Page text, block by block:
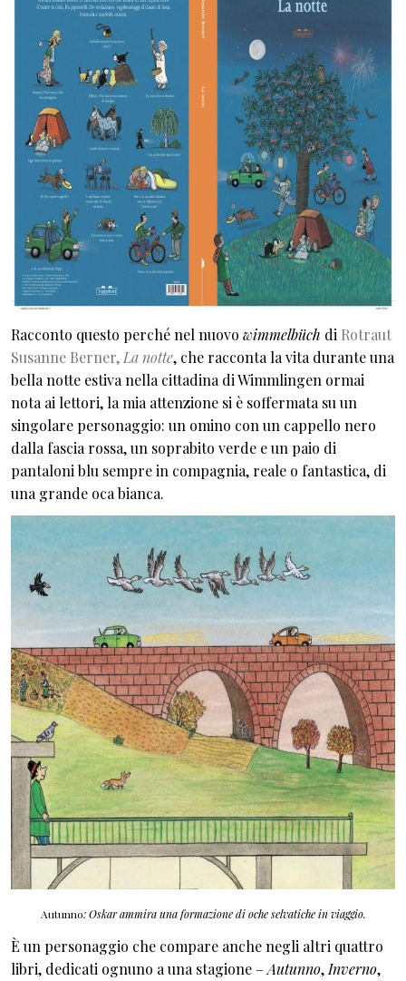
Racconto questo perché nel nuovo wimmelbüch di Rotraut
Susanne Berner, La notte, che racconta la vita durante una
bella notte estiva nella cittadina di Wimmlingen ormai
nota ai lettori, la mia attenzione si è soffermata su un
singolare personaggio: un omino con un cappello nero
dalla fascia rossa, un soprabito verde e un paio di
pantaloni blu sempre in compagnia, reale o fantastica, di
una grande oca bianca.
Autunno: Oskar ammira una formazione di oche selvatiche in viaggio.
È un personaggio che compare anche negli altri quattro
libri, dedicati ognuno a una stagione –Autunno, Inverno,